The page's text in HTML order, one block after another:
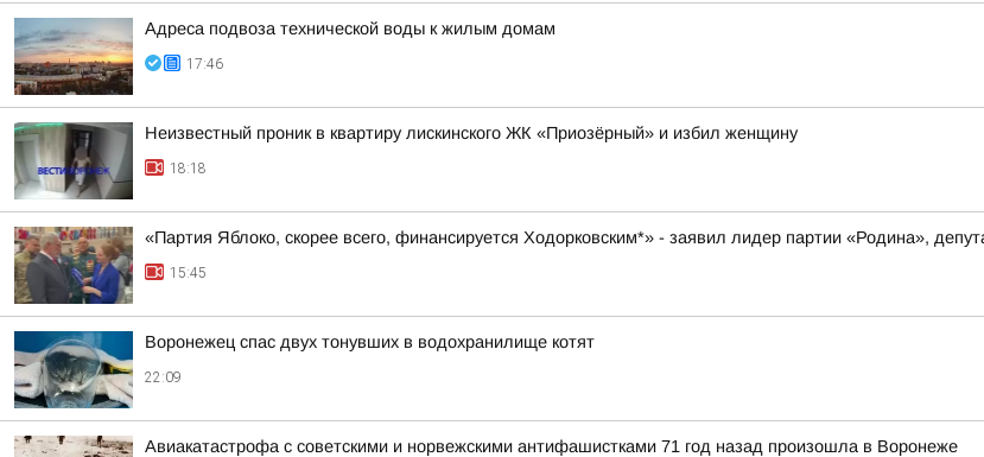
Адреса подвоза технической воды к жилым домам
17:46
Неизвестный проник в квартиру лискинского ЖК «Приозёрный» и избил женщину
18:18
«Партия Яблоко, скорее всего, финансируется Ходорковским*» - заявил лидер партии «Родина»,
15:45
Воронежец спас двух тонувших в водохранилище котят
22:09
Авиакатастрофа с советскими и норвежскими антифашистками 71 год назад произошла в Воронеже